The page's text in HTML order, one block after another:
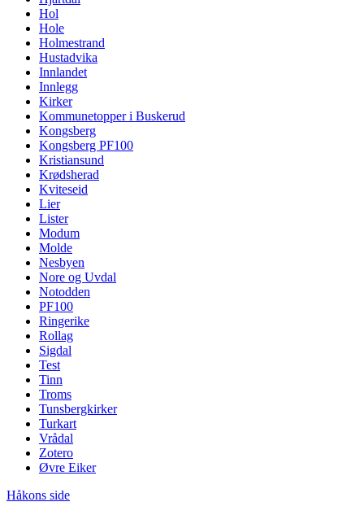
Hol
Hole
Holmestrand
Hustadvika
Innlandet
Innlegg
Kirker
Kommunetopper i Buskerud
Kongsberg
Kongsberg PF100
Kristiansund
Krødsherad
Kviteseid
Lier
Lister
Modum
Molde
Nesbyen
Nore og Uvdal
Notodden
PF100
Ringerike
Rollag
Sigdal
Test
Tinn
Troms
Tunsbergkirker
Turkart
Vrådal
Zotero
Øvre Eiker
Håkons side